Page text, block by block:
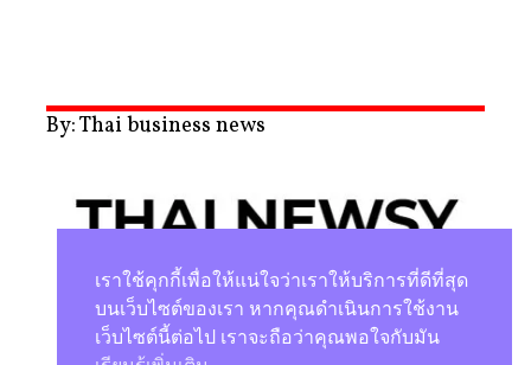
By: Thai business news
นโยบายความเป็นส่วนตัว
เราใช้คุกกี้เพื่อให้แน่ใจว่าเราให้บริการที่ดีที่สุด
บนเว็บไซต์ของเรา หากคุณดำเนินการใช้งาน
เว็บไซต์นี้ต่อไป เราจะถือว่าคุณพอใจกับมัน